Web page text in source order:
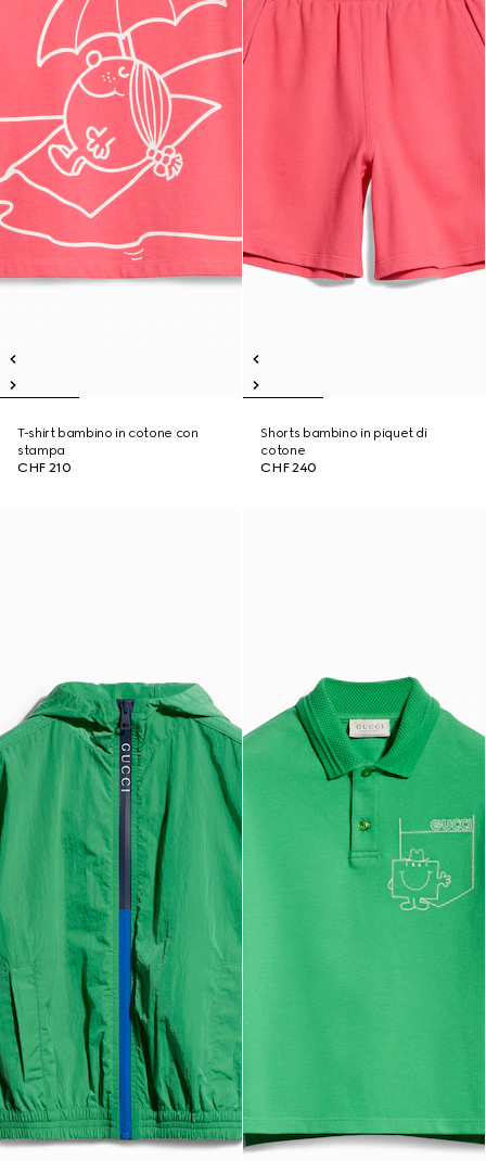
T-shirt bambino in cotone con
stampa
CHF 210
Shorts bambino in piquet di
cotone
CHF 240